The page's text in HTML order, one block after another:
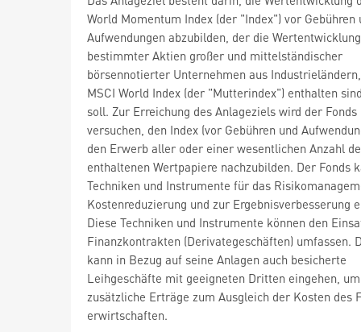
World Momentum Index (der "Index") vor Gebühren
Aufwendungen abzubilden, der die Wertentwicklung
bestimmter Aktien großer und mittelständischer
börsennotierter Unternehmen aus
MSCI World Index (der "Mutterindex") enthalten
soll. Zur Erreichung des Anlageziels wird der Fonds
versuchen, den Index (vor Gebühren und
den Erwerb aller oder einer wesentlichen Anzahl
enthaltenen Wertpapiere nachzubilden. Der Fonds
Techniken und Instrumente für das
Kostenreduzierung und zur Ergebnisverbesserung
Diese Techniken und Instrumente können den
Finanzkontrakten (Derivategeschäften) umfassen.
kann in Bezug auf seine Anlagen auch besicherte
Leihgeschäfte mit geeigneten Dritten eingehen, um
zusätzliche Erträge zum Ausgleich der Kosten des
erwirtschaften.